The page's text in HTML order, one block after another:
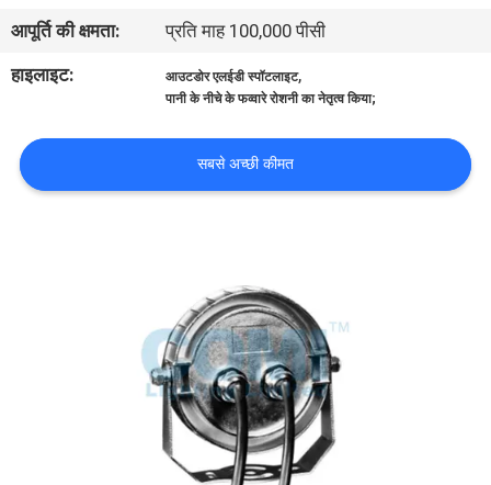
समाचार
साइटमैप
आपूर्ति की क्षमता:
प्रति माह 100,000 पीसी
हाइलाइट:
आउटडोर एलईडी स्पॉटलाइट,
पानी के नीचे के फव्वारे रोशनी का नेतृत्व किया;
सबसे अच्छी कीमत